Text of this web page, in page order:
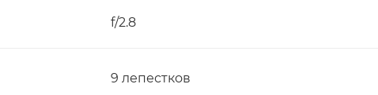
f/2.8
9 лепестков